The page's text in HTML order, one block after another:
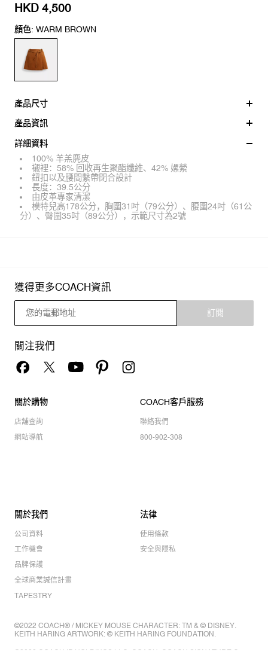
HKD 4,500
顏色: WARM BROWN
產品尺寸
產品資訊
詳細資料
100% 羊羔麂皮
襯裡：58% 回收再生聚酯纖維、42% 嫘縈
鈕扣以及腰間繫帶閉合設計
長度：39.5公分
由皮革專家清潔
模特兒高178公分，胸圍31吋（79公分）、腰圍24吋（61公
分）、臀圍35吋（89公分），示範尺寸為2號
獲得更多COACH資訊
訂閱
關注我們
關於購物
店舖查詢
網站導航
COACH客戶服務
聯絡我們
800-902-308
關於我們
公司資料
工作機會
品牌保護
全球商業誠信計畫
TAPESTRY
法律
使用條款
安全與隱私
©2022 COACH® / MICKEY MOUSE CHARACTER: TM & © DISNEY.
KEITH HARING ARTWORK: © KEITH HARING FOUNDATION.
©2022 COACH IP HOLDINGS LLC. COACH, COACH SIGNATURE C